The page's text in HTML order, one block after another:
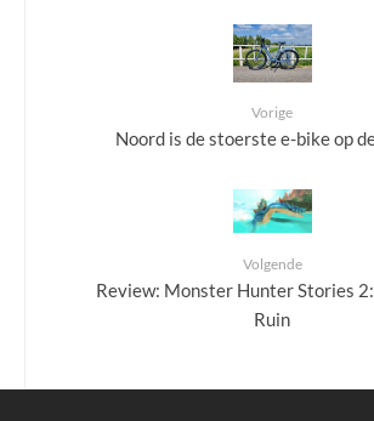
Vorige
Noord is de stoerste e-bike op
Volgende
Review: Monster Hunter Stories
Ruin